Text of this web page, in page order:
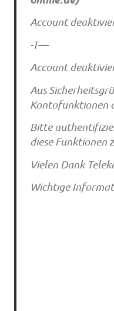
Account
-T—
Account
Aus
Kontofunktionen
Bitte
diese Funktionen
Vielen Dank
Wichtige